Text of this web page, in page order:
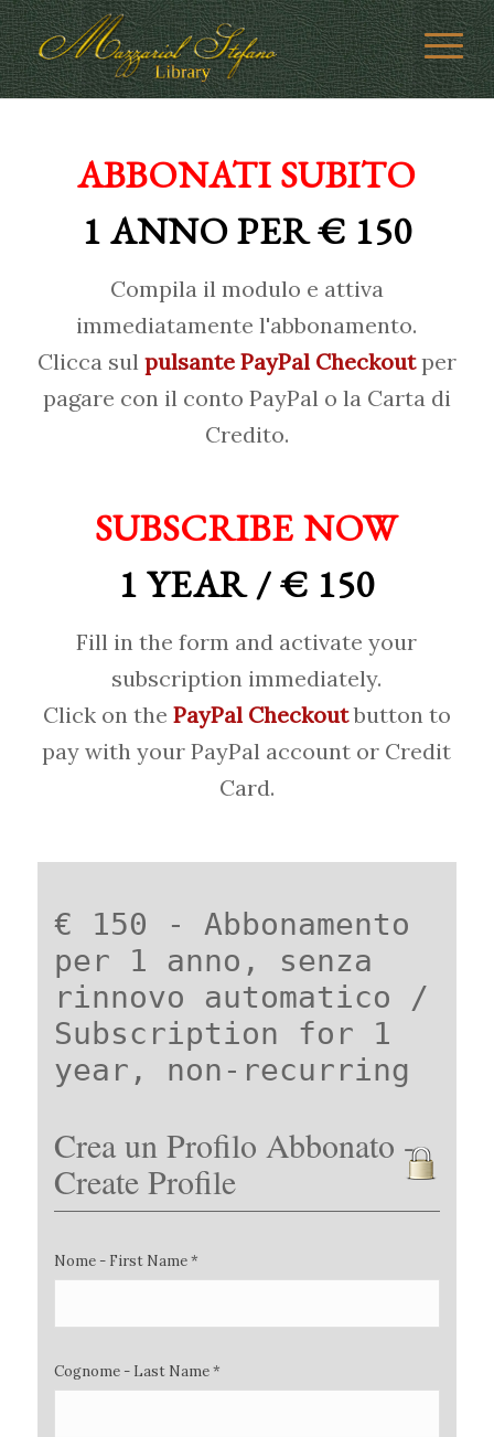
ABBONATI SUBITO
1 ANNO PER € 150
Compila il modulo e attiva
immediatamente l'abbonamento.
Clicca sul pulsante PayPal Checkoutper
pagare con il conto PayPal o la Carta di
Credito.
SUBSCRIBE NOW
1 YEAR / € 150
Fill in the form and activate your
subscription immediately.
Click on the PayPal Checkoutbutton to
pay with your PayPal account or Credit
Card.
€ 150 - Abbonamento
per 1 anno, senza
rinnovo automatico /
Subscription for 1
year, non-recurring
Crea un Profilo Abbonato -
Create Profile
Nome - First Name *
Cognome - Last Name *